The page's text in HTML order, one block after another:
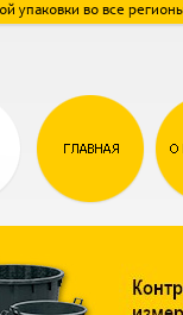
упаковки во все